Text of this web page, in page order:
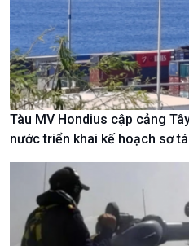
Văn hoá & Du lịch
Tàu MV Hondius cập cảng
nước triển khai kế hoạch sơ